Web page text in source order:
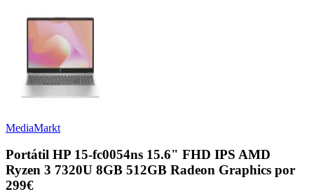
MediaMarkt
Portátil HP 15-fc0054ns 15.6" FHD IPS AMD
Ryzen 3 7320U 8GB 512GB Radeon Graphics por
299€